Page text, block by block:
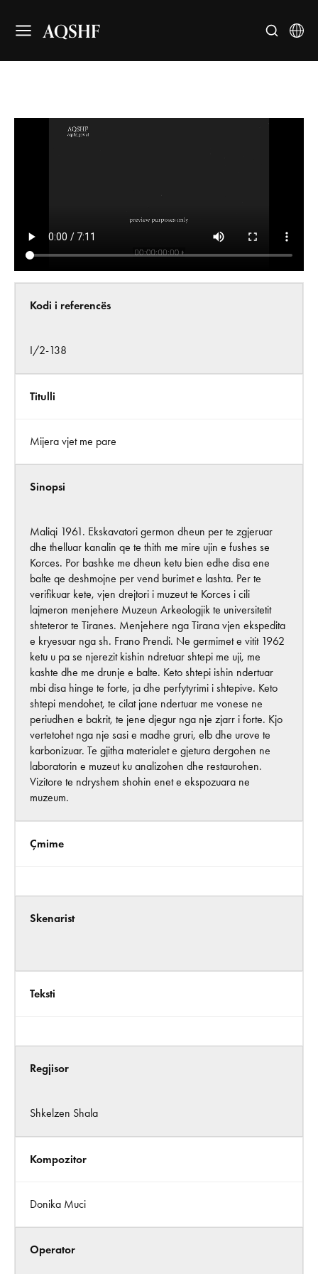
AQSHF
Kodi i referencës
I/2-138
Titulli
Mijera vjet me pare
Sinopsi
Maliqi 1961. Ekskavatori germon dheun per te zgjeruar
dhe thelluar kanalin qe te thith me mire ujin e fushes se
Korces. Por bashke me dheun ketu bien edhe disa ene
balte qe deshmojne per vend burimet e lashta. Per te
verifikuar kete, vjen drejtori i muzeut te Korces i cili
lajmeron menjehere Muzeun Arkeologjik te universitetit
shteteror te Tiranes. Menjehere nga Tirana vjen ekspedita
e kryesuar nga sh. Frano Prendi. Ne germimet e vitit 1962
ketu u pa se njerezit kishin ndretuar shtepi me uji, me
kashte dhe me drunje e balte. Keto shtepi ishin ndertuar
mbi disa hinge te forte, ja dhe perfytyrimi i shtepive. Keto
shtepi mendohet, te cilat jane ndertuar me vonese ne
periudhen e bakrit, te jene djegur nga nje zjarr i forte. Kjo
vertetohet nga nje sasi e madhe gruri, elb dhe urove te
karbonizuar. Te gjitha materialet e gjetura dergohen ne
laboratorin e muzeut ku analizohen dhe restaurohen.
Vizitore te ndryshem shohin enet e ekspozuara ne
muzeum.
Çmime
Skenarist
Teksti
Regjisor
Shkelzen Shala
Kompozitor
Donika Muci
Operator